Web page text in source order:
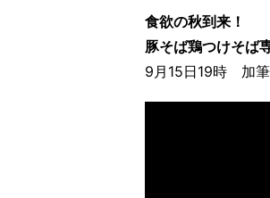
食欲の秋到来！
豚そば鶏つけそば
9月15日19時 加